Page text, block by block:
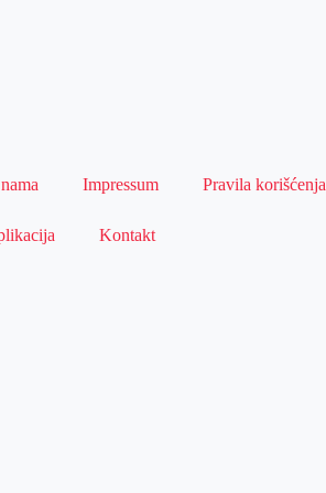
Impressum Pravila korišćenja
Kontakt